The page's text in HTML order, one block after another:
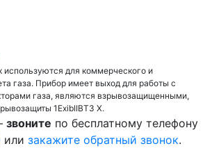
используются для коммерческого и
газа. Прибор имеет выход для работы с
газа, являются взрывозащищенными,
1ЕхіbIIBT3 Х.
звоните по бесплатному телефону
или закажите обратный звонок.